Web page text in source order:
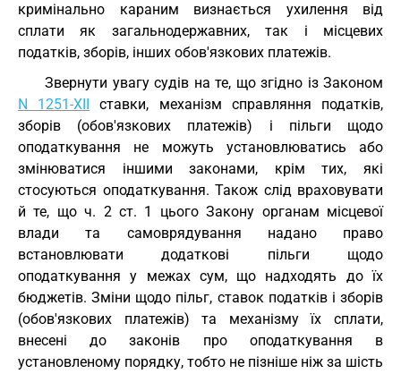
кримінально караним визнається ухилення від
сплати як загальнодержавних, так і місцевих
податків, зборів, інших обов'язкових платежів.
Звернути увагу судів на те, що згідно із Законом
N 1251-XII ставки, механізм справляння податків,
зборів (обов'язкових платежів) і пільги щодо
оподаткування не можуть установлюватись або
змінюватися іншими законами, крім тих, які
стосуються оподаткування. Також слід враховувати
й те, що ч. 2 ст. 1 цього Закону органам місцевої
влади та самоврядування надано право
встановлювати додаткові пільги щодо
оподаткування у межах сум, що надходять до їх
бюджетів. Зміни щодо пільг, ставок податків і зборів
(обов'язкових платежів) та механізму їх сплати,
внесені до законів про оподаткування в
установленому порядку, тобто не пізніше ніж за шість